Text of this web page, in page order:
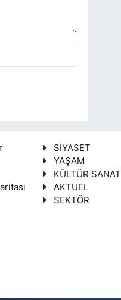
SİYASET
YAŞAM
KÜLTÜR SANAT
AKTUEL
SEKTÖR